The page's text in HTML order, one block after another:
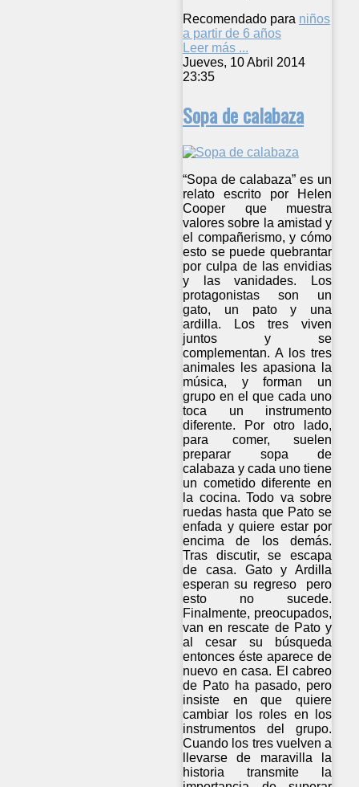
Recomendado para niños
a partir de 6 años
Leer más ...
Jueves, 10 Abril 2014
23:35
Sopa de calabaza
“Sopa de calabaza” es un
relato escrito por Helen
Cooper que muestra
valores sobre la amistad y
el compañerismo, y cómo
esto se puede quebrantar
por culpa de las envidias
y las vanidades. Los
protagonistas son un
gato, un pato y una
ardilla. Los tres viven
juntos y se
complementan. A los tres
animales les apasiona la
música, y forman un
grupo en el que cada uno
toca un instrumento
diferente. Por otro lado,
para comer, suelen
preparar sopa de
calabaza y cada uno tiene
un cometido diferente en
la cocina. Todo va sobre
ruedas hasta que Pato se
enfada y quiere estar por
encima de los demás.
Tras discutir, se escapa
de casa. Gato y Ardilla
esperan su regreso pero
esto no sucede.
Finalmente, preocupados,
van en rescate de Pato y
al cesar su búsqueda
entonces éste aparece de
nuevo en casa. El cabreo
de Pato ha pasado, pero
insiste en que quiere
cambiar los roles en los
instrumentos del grupo.
Cuando los tres vuelven a
llevarse de maravilla la
historia transmite la